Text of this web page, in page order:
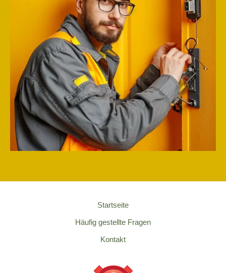
Startseite
Häufig gestellte Fragen
Kontakt